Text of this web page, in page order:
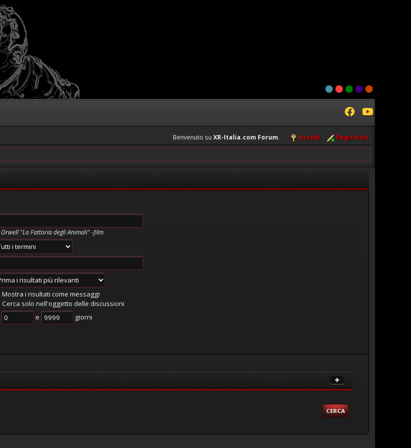
Benvenuto su XR-Italia.com Forum. Accedi Registrati
Orwell "La Fattoria degli Animali" -film
Mostra i risultati come messaggi
Cerca solo nell'oggetto delle discussioni
e giorni